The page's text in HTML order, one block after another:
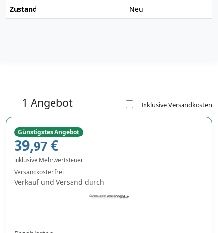
Zustand
Neu
1 Angebot Inklusive Versandkosten
Günstigstes Angebot
39,97 €
inklusive Mehrwertsteuer
Versandkostenfrei
Verkauf und Versand durch